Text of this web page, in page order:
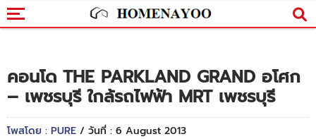
คอนโด THE PARKLAND GRAND อโศก
– เพชรบุรี ใกล้รถไฟฟ้า MRT เพชรบุรี
โพสโดย : PURE / วันที่ : 6 August 2013